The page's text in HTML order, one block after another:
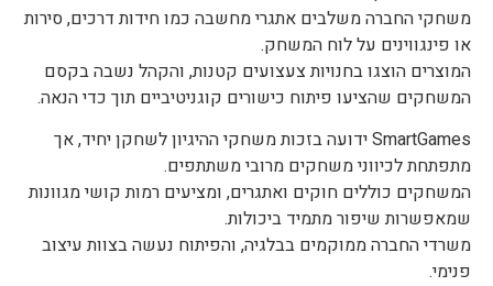
משחקי החברה משלבים אתגרי מחשבה כמו חידות דרכים, סירות
או פינגווינים על לוח המשחק.
המוצרים הוצגו בחנויות צעצועים קטנות, והקהל נשבה בקסם
המשחקים שהציעו פיתוח כישורים קוגניטיביים תוך כדי הנאה.
SmartGames ידועה בזכות משחקי ההיגיון לשחקן יחיד, אך
מתפתחת לכיווני משחקים מרובי משתתפים.
המשחקים כוללים חוקים ואתגרים, ומציעים רמות קושי מגוונות
שמאפשרות שיפור מתמיד ביכולות.
משרדי החברה ממוקמים בבלגיה, והפיתוח נעשה בצוות עיצוב
פנימי.